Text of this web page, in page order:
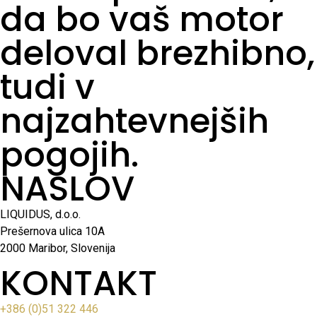
da bo vaš motor
deloval brezhibno,
tudi v
najzahtevnejših
pogojih.
NASLOV
LIQUIDUS, d.o.o.
Prešernova ulica 10A
2000 Maribor, Slovenija
KONTAKT
+386 (0)51 322 446